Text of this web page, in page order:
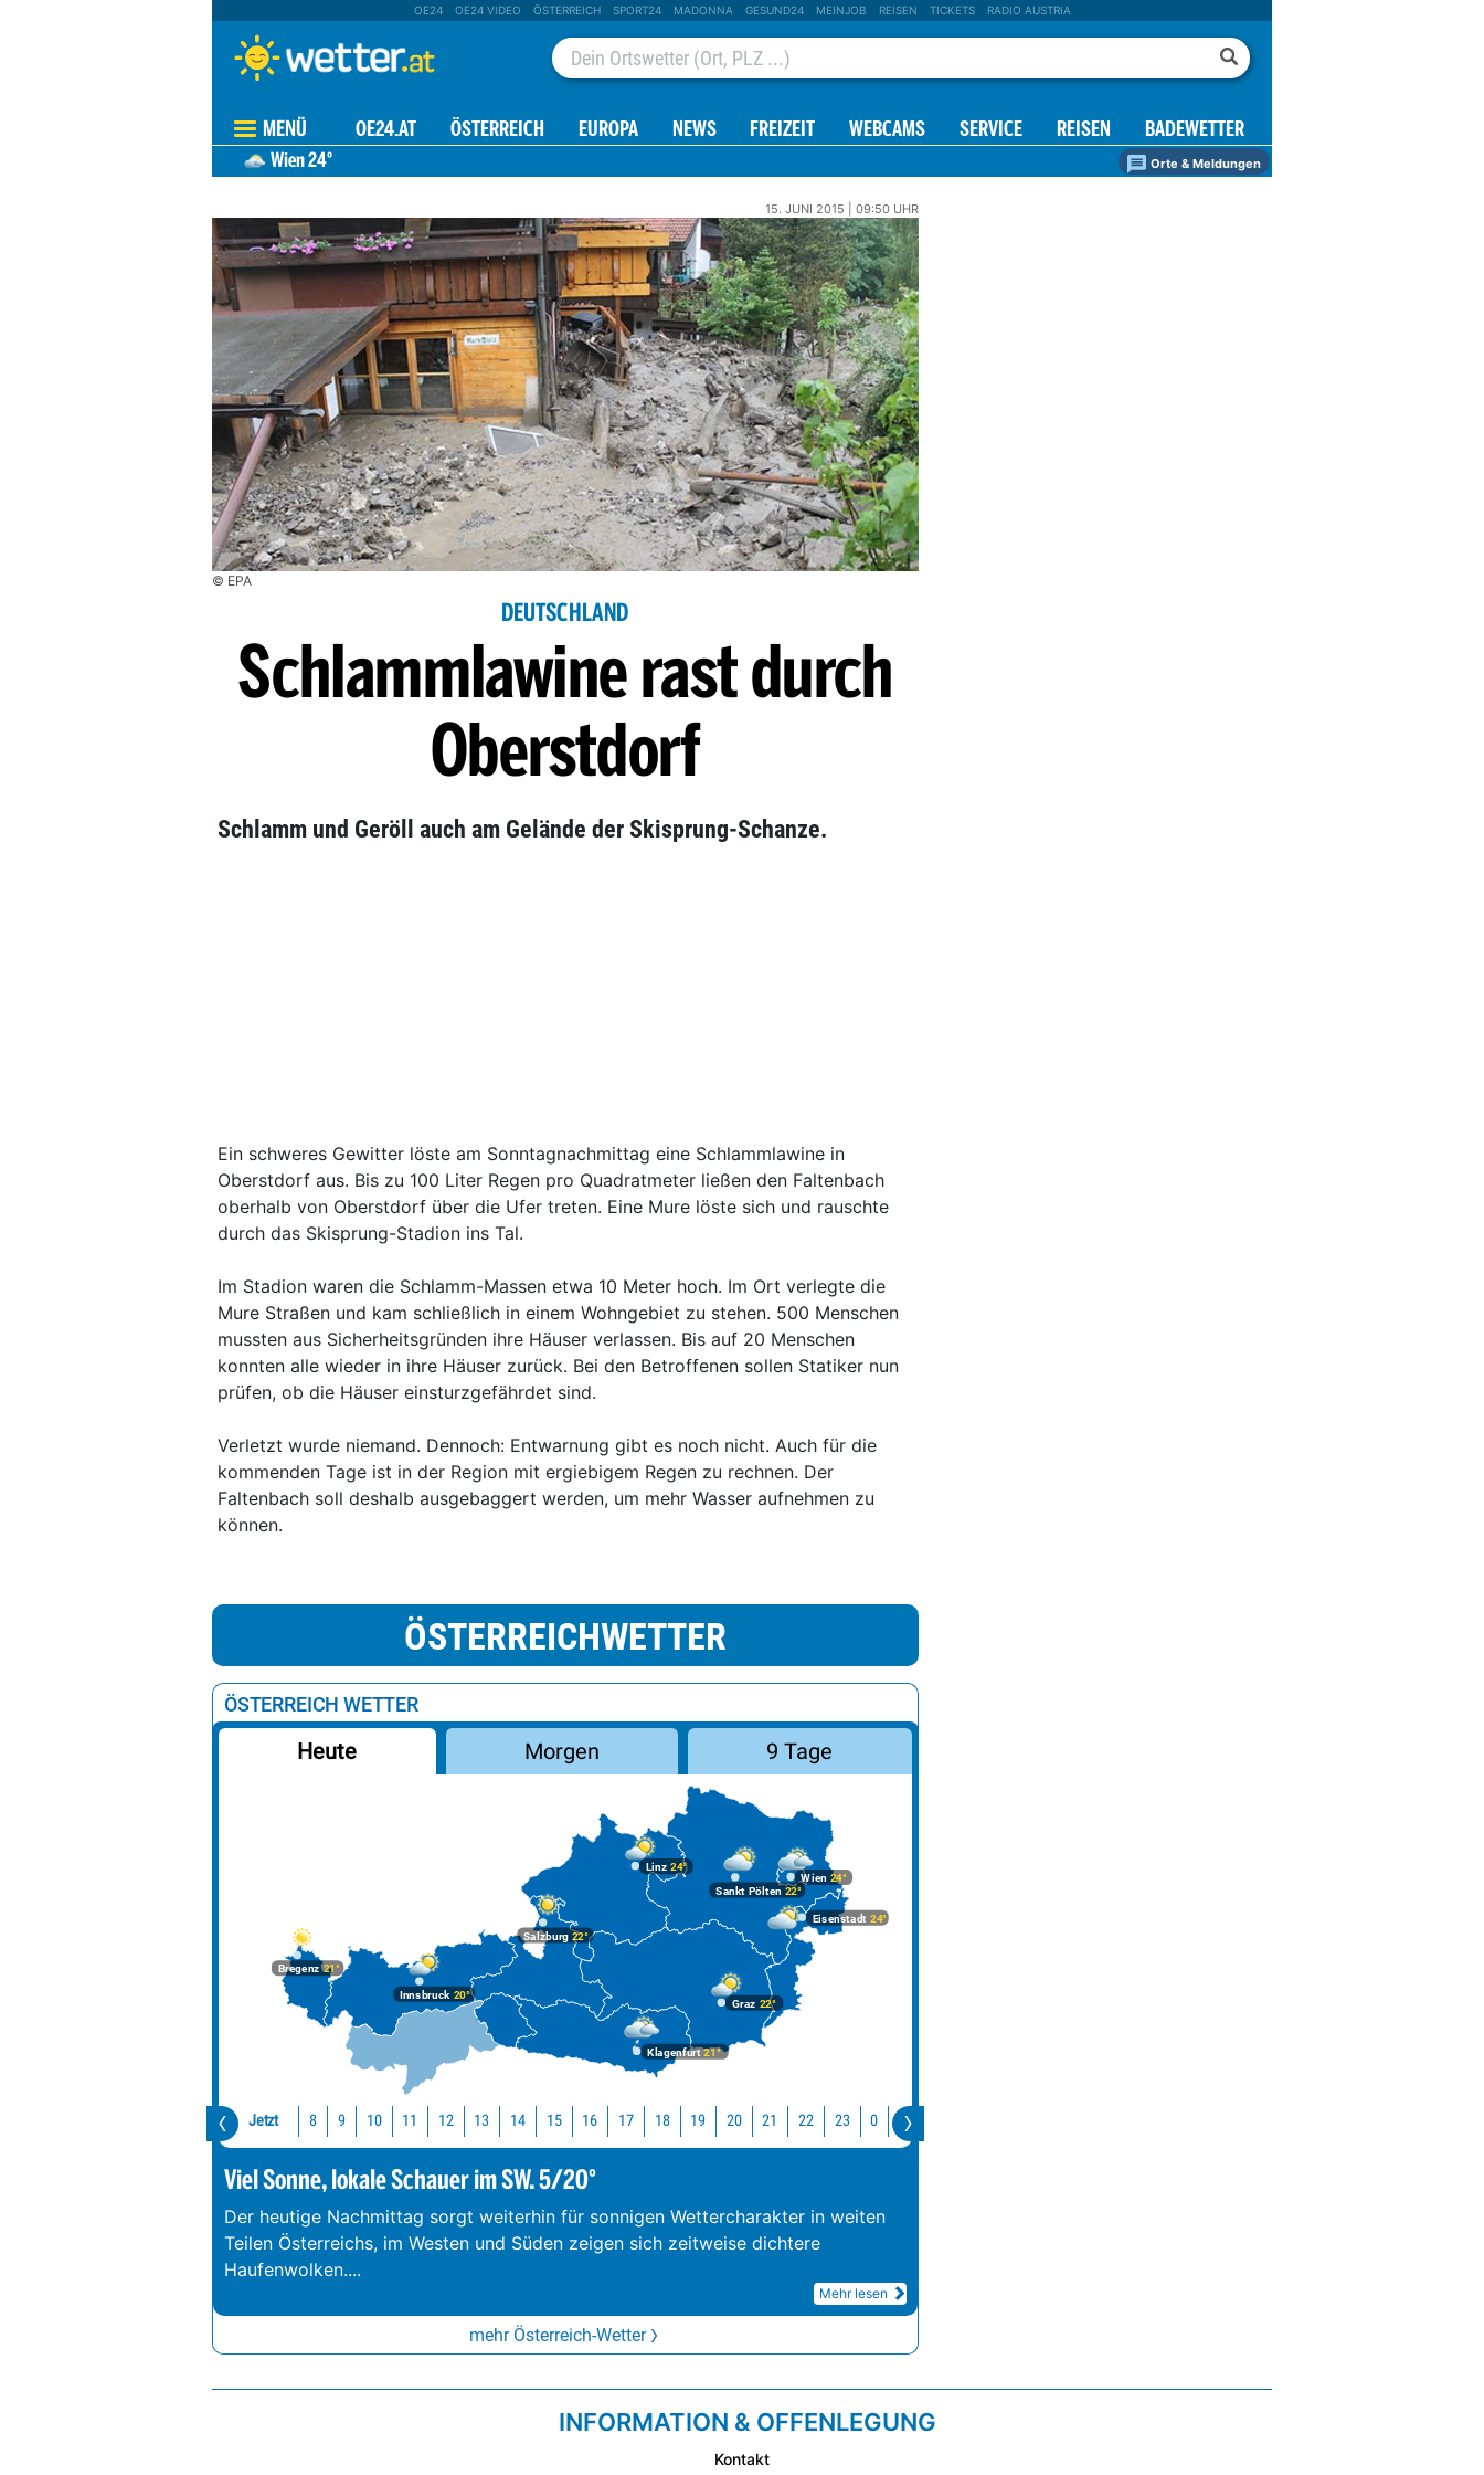
OE24 OE24 VIDEO ÖSTERREICH SPORT24 MADONNA GESUND24 MEINJOB REISEN TICKETS RADIO AUSTRIA
MENÜ OE24.AT ÖSTERREICH EUROPA NEWS FREIZEIT WEBCAMS SERVICE REISEN BADEWETTER
Wien24° Orte & Meldungen
15. JUNI 2015 | 09:50 UHR
© EPA
DEUTSCHLAND
Schlammlawine rast durch
Oberstdorf
Schlamm und Geröll auch am Gelände der Skisprung-Schanze.
Ein schweres Gewitter löste am Sonntagnachmittag eine Schlammlawine in
Oberstdorf aus. Bis zu 100 Liter Regen pro Quadratmeter ließen den Faltenbach
oberhalb von Oberstdorf über die Ufer treten. Eine Mure löste sich und rauschte
durch das Skisprung-Stadion ins Tal.
Im Stadion waren die Schlamm-Massen etwa 10 Meter hoch. Im Ort verlegte die
Mure Straßen und kam schließlich in einem Wohngebiet zu stehen. 500 Menschen
mussten aus Sicherheitsgründen ihre Häuser verlassen. Bis auf 20 Menschen
konnten alle wieder in ihre Häuser zurück. Bei den Betroffenen sollen Statiker nun
prüfen, ob die Häuser einsturzgefährdet sind.
Verletzt wurde niemand. Dennoch: Entwarnung gibt es noch nicht. Auch für die
kommenden Tage ist in der Region mit ergiebigem Regen zu rechnen. Der
Faltenbach soll deshalb ausgebaggert werden, um mehr Wasser aufnehmen zu
können.
ÖSTERREICHWETTER
ÖSTERREICH WETTER
Heute Morgen 9 Tage
Bregenz21°
Graz 22°
Innsbruck20°
Klagenfurt21°
Linz 24°
Salzburg22°
Wien 24°
Eisenstadt 24°
Sankt Pölten 22°
Jetzt 8 9 10 11 12 13 14 15 16 17 18 19 20 21 22 23 0 1
Viel Sonne, lokale Schauer im SW. 5/20°
Der heutige Nachmittag sorgt weiterhin für sonnigen Wettercharakter in weiten
Teilen Österreichs, im Westen und Süden zeigen sich zeitweise dichtere
Haufenwolken....
Mehr lesen
mehr Österreich-Wetter
INFORMATION & OFFENLEGUNG
Kontakt